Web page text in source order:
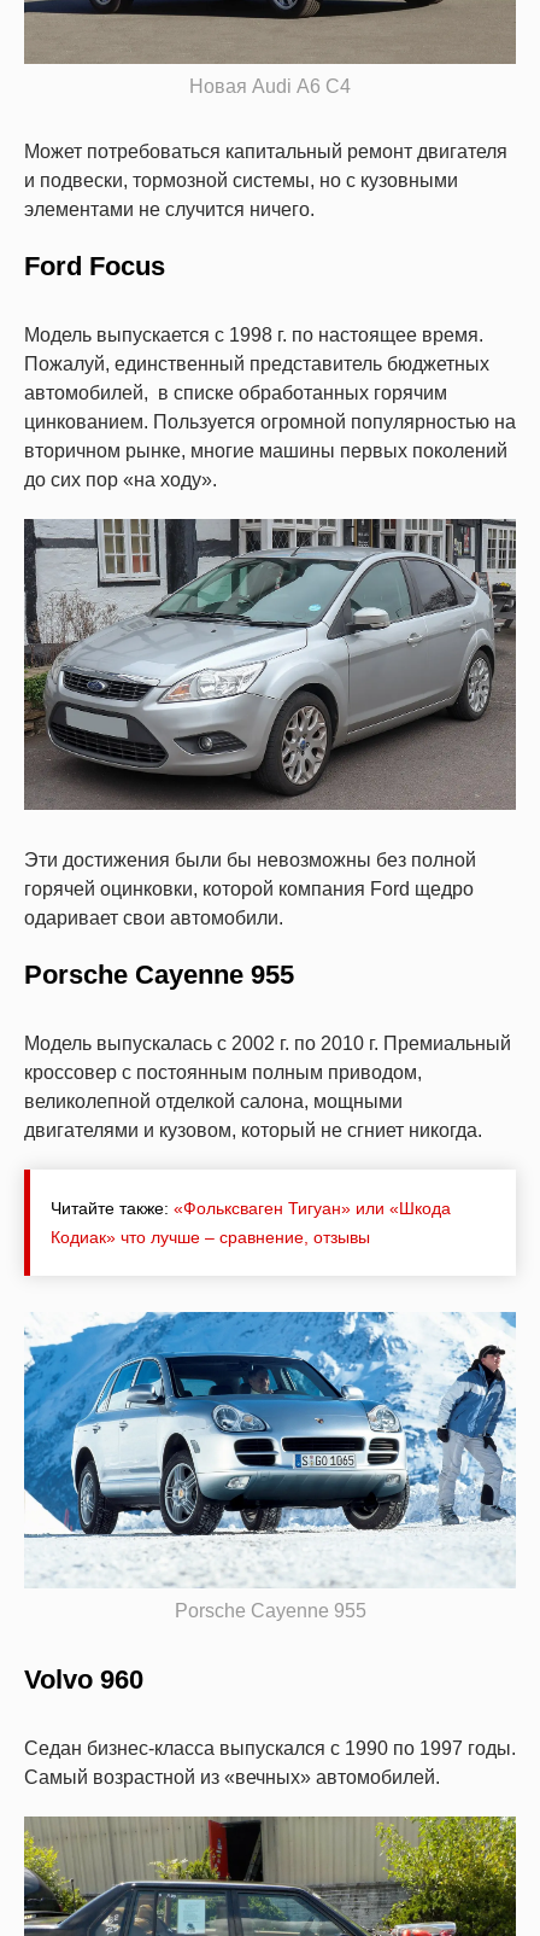
Новая Audi A6 C4
Может потребоваться капитальный ремонт двигателя
и подвески, тормозной системы, но с кузовными
элементами не случится ничего.
Ford Focus
Модель выпускается с 1998 г. по настоящее время.
Пожалуй, единственный представитель бюджетных
автомобилей, в списке обработанных горячим
цинкованием. Пользуется огромной популярностью на
вторичном рынке, многие машины первых поколений
до сих пор «на ходу».
Эти достижения были бы невозможны без полной
горячей оцинковки, которой компания Ford щедро
одаривает свои автомобили.
Porsche Cayenne 955
Модель выпускалась с 2002 г. по 2010 г. Премиальный
кроссовер с постоянным полным приводом,
великолепной отделкой салона, мощными
двигателями и кузовом, который не сгниет никогда.
Читайте также: «Фольксваген Тигуан» или «Шкода
Кодиак» что лучше – сравнение, отзывы
Porsche Cayenne 955
Volvo 960
Седан бизнес-класса выпускался с 1990 по 1997 годы.
Самый возрастной из «вечных» автомобилей.